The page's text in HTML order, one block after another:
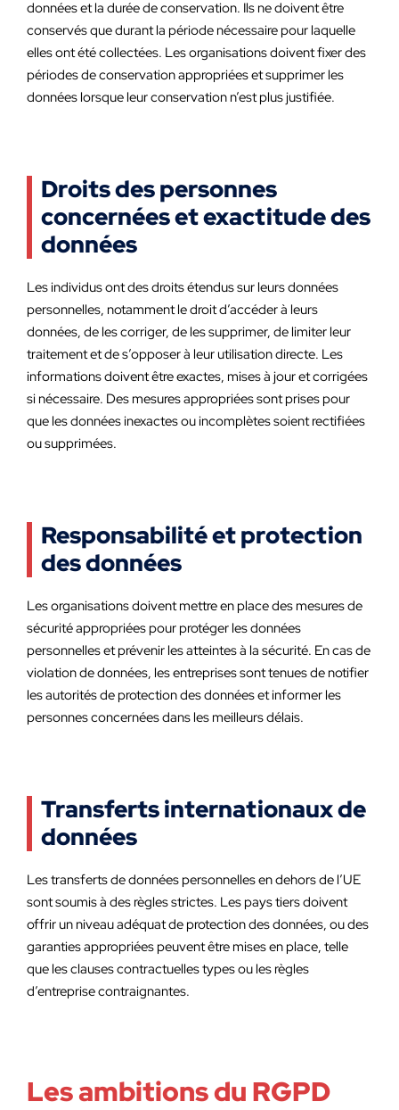
données et la durée de conservation. Ils ne doivent être
conservés que durant la période nécessaire pour laquelle
elles ont été collectées. Les organisations doivent fixer des
périodes de conservation appropriées et supprimer les
données lorsque leur conservation n’est plus justifiée.
Droits des personnes
concernées et exactitude des
données
Les individus ont des droits étendus sur leurs données
personnelles, notamment le droit d’accéder à leurs
données, de les corriger, de les supprimer, de limiter leur
traitement et de s’opposer à leur utilisation directe. Les
informations doivent être exactes, mises à jour et corrigées
si nécessaire. Des mesures appropriées sont prises pour
que les données inexactes ou incomplètes soient rectifiées
ou supprimées.
Responsabilité et protection
des données
Les organisations doivent mettre en place des mesures de
sécurité appropriées pour protéger les données
personnelles et prévenir les atteintes à la sécurité. En cas de
violation de données, les entreprises sont tenues de notifier
les autorités de protection des données et informer les
personnes concernées dans les meilleurs délais.
Transferts internationaux de
données
Les transferts de données personnelles en dehors de l’UE
sont soumis à des règles strictes. Les pays tiers doivent
offrir un niveau adéquat de protection des données, ou des
garanties appropriées peuvent être mises en place, telle
que les clauses contractuelles types ou les règles
d’entreprise contraignantes.
Les ambitions du RGPD